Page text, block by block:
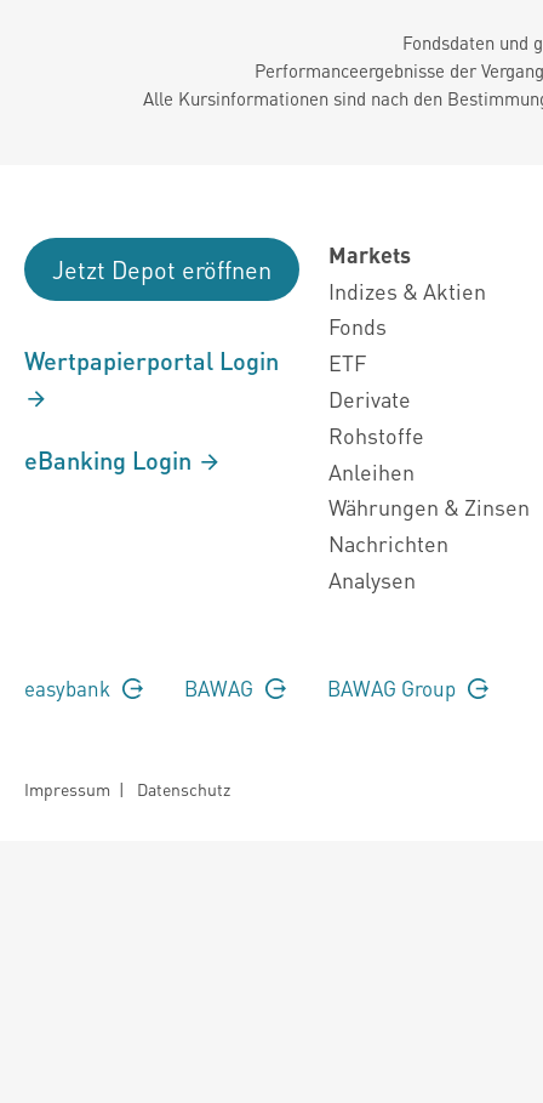
Fondsdaten und
Performanceergebnisse der
Alle Kursinformationen sind nach den
Jetzt Depot eröffnen
Wertpapierportal Login
eBanking Login
Markets
Indizes & Aktien
Fonds
ETF
Derivate
Rohstoffe
Anleihen
Währungen & Zinsen
Nachrichten
Analysen
easybank BAWAG BAWAG Group
Impressum | Datenschutz